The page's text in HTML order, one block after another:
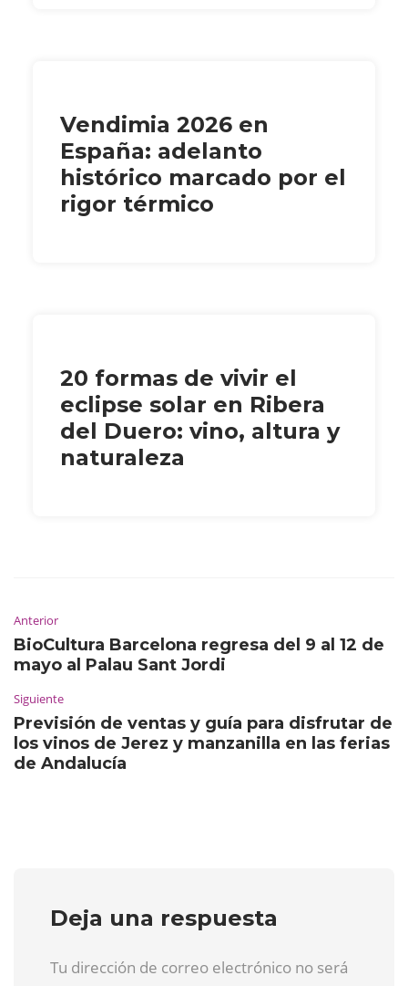
Vendimia 2026 en
España: adelanto
histórico marcado por el
rigor térmico
20 formas de vivir el
eclipse solar en Ribera
del Duero: vino, altura y
naturaleza
Anterior
BioCultura Barcelona regresa del 9 al 12 de
mayo al Palau Sant Jordi
Siguiente
Previsión de ventas y guía para disfrutar de
los vinos de Jerez y manzanilla en las ferias
de Andalucía
Deja una respuesta
Tu dirección de correo electrónico no será